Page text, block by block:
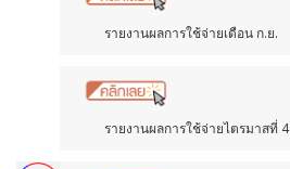
รายงานผลการใช้จ่ายเดือน ก.ย.
รายงานผลการใช้จ่ายไตรมาสที่ 4